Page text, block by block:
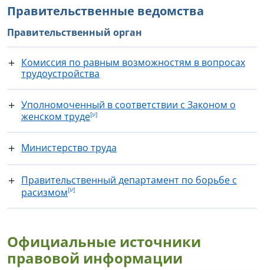
Правительственные ведомства
Правительственный орган
Комиссия по равным возможностям в вопросах
трудоустройства
Уполномоченный в соответствии с Законом о
женском труде
Министерство труда
Правительственный департамент по борьбе с
расизмом
Официальные источники
правовой информации